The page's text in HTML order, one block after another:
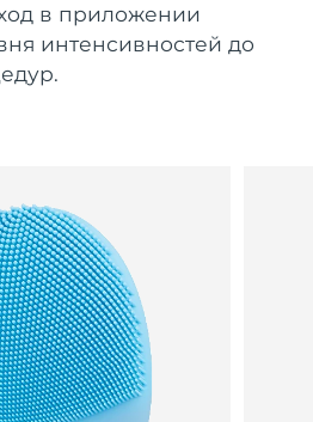
в приложении
интенсивностей до
Ожидаемая дата доставки
8/16/26